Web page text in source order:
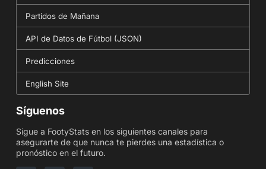
Partidos de Mañana
API de Datos de Fútbol (JSON)
Predicciones
English Site
Síguenos
Sigue a FootyStats en los siguientes canales para
asegurarte de que nunca te pierdes una estadística o
pronóstico en el futuro.